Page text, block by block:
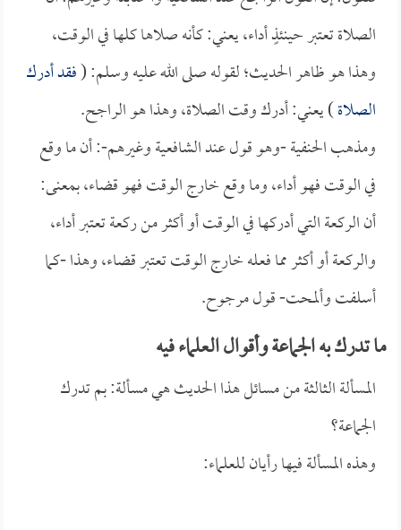
الصلاة تعتبر حينئذٍ أداء، يعني: كأنه صلاها كلها في الوقت،
وهذا هو ظاهر الحديث؛ لقوله صلى الله عليه وسلم: (فقد أدرك
الصلاة) يعني: أدرك وقت الصلاة، وهذا هو الراجح.
ومذهب الحنفية -وهو قول عند الشافعية وغيرهم-: أن ما وقع
في الوقت فهو أداء، وما وقع خارج الوقت فهو قضاء، بمعنى:
أن الركعة التي أدركها في الوقت أو أكثر من ركعة تعتبر أداء،
والركعة أو أكثر مما فعله خارج الوقت تعتبر قضاء، وهذا -كما
أسلفت وألمحت- قول مرجوح.
ما تدرك به الجماعة وأقوال العلماء فيه
المسألة الثالثة من مسائل هذا الحديث هي مسألة: بم تدرك
الجماعة؟
وهذه المسألة فيها رأيان للعلماء: